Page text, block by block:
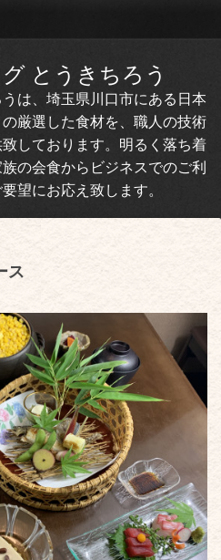
とうきちろう
は、埼玉県川口市にある日本
厳選した食材を、職人の技術
しております。明るく落ち着
の会食からビジネスでのご利
望にお応え致します。
ス